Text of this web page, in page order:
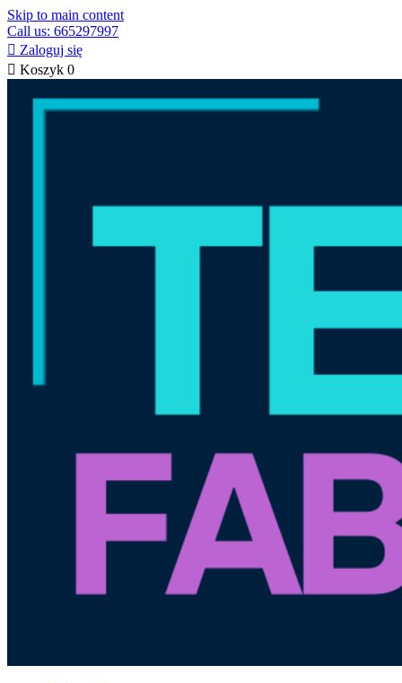
Skip to main content
Call us: 665297997
 Zaloguj się
 Koszyk 0